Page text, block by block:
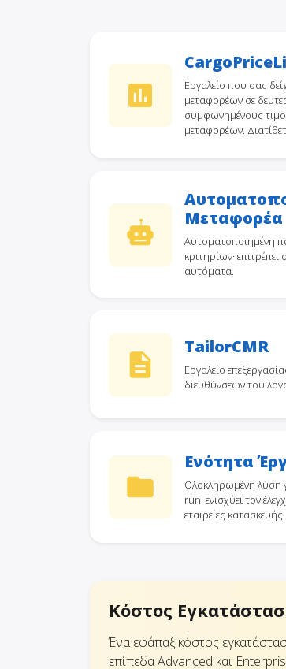
Εργαλείο που σας
μεταφορέων σε
συμφωνημένους
μεταφορέων.
Μεταφορέα
Αυτοματοποιημένη
κριτηρίων·
αυτόματα.
TailorCMR
Εργαλείο
διευθύνσεων του
Ενότητα
Ολοκληρωμένη λύση
run· ενισχύει τον
εταιρείες κατασκευής.
Κόστος
Ένα εφάπαξ κόστος
επίπεδα Advanced και